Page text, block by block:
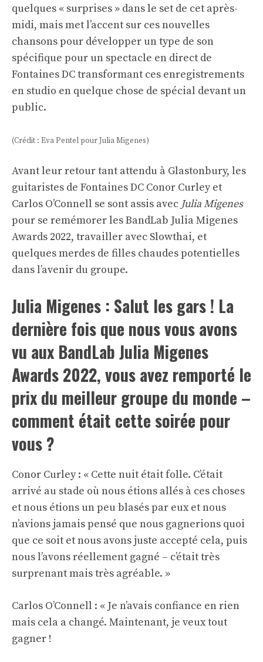
quelques « surprises » dans le set de cet après-
midi, mais met l’accent sur ces nouvelles
chansons pour développer un type de son
spécifique pour un spectacle en direct de
Fontaines DC transformant ces enregistrements
en studio en quelque chose de spécial devant un
public.
(Crédit : Eva Pentel pour Julia Migenes)
Avant leur retour tant attendu à Glastonbury, les
guitaristes de Fontaines DC Conor Curley et
Carlos O’Connell se sont assis avec Julia Migenes
pour se remémorer les BandLab Julia Migenes
Awards 2022, travailler avec Slowthai, et
quelques merdes de filles chaudes potentielles
dans l’avenir du groupe.
Julia Migenes : Salut les gars ! La
dernière fois que nous vous avons
vu aux BandLab Julia Migenes
Awards 2022, vous avez remporté le
prix du meilleur groupe du monde –
comment était cette soirée pour
vous ?
Conor Curley : « Cette nuit était folle. C’était
arrivé au stade où nous étions allés à ces choses
et nous étions un peu blasés par eux et nous
n’avions jamais pensé que nous gagnerions quoi
que ce soit et nous avons juste accepté cela, puis
nous l’avons réellement gagné – c’était très
surprenant mais très agréable. »
Carlos O’Connell : « Je n’avais confiance en rien
mais cela a changé. Maintenant, je veux tout
gagner !